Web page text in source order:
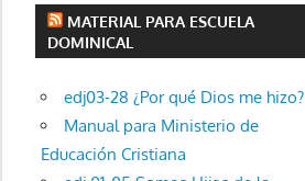
MATERIAL PARA ESCUELA
DOMINICAL
edj03-28 ¿Por qué Dios me hizo?
Manual para Ministerio de
Educación Cristiana